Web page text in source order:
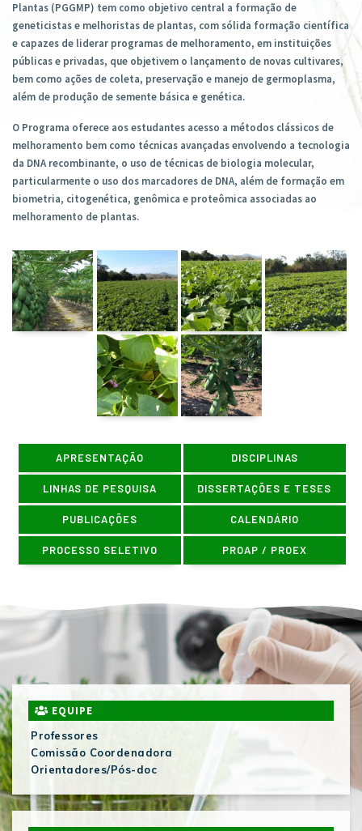
Plantas (PGGMP) tem como objetivo central a formação de
geneticistas e melhoristas de plantas, com sólida formação científica
e capazes de liderar programas de melhoramento, em instituições
públicas e privadas, que objetivem o lançamento de novas cultivares,
bem como ações de coleta, preservação e manejo de germoplasma,
além de produção de semente básica e genética.
O Programa oferece aos estudantes acesso a métodos clássicos de
melhoramento bem como técnicas avançadas envolvendo a tecnologia
da DNA recombinante, o uso de técnicas de biologia molecular,
particularmente o uso dos marcadores de DNA, além de formação em
biometria, citogenética, genômica e proteômica associadas ao
melhoramento de plantas.
APRESENTAÇÃO DISCIPLINAS
LINHAS DE PESQUISA DISSERTAÇÕES E TESES
PUBLICAÇÕES CALENDÁRIO
PROCESSO SELETIVO PROAP / PROEX
EQUIPE
Professores
Comissão Coordenadora
Orientadores/Pós-doc